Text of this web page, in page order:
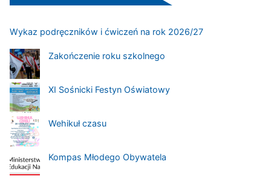
Wykaz podręczników i ćwiczeń na rok 2026/27
Zakończenie roku szkolnego
XI Sośnicki Festyn Oświatowy
Wehikuł czasu
Kompas Młodego Obywatela